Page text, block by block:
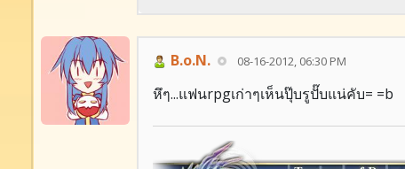
B.o.N. 08-16-2012, 06:30 PM
หึๆ...แฟนrpgเก่าๆเห็นปุ๊บรูปั๊บแน่คับ= =b